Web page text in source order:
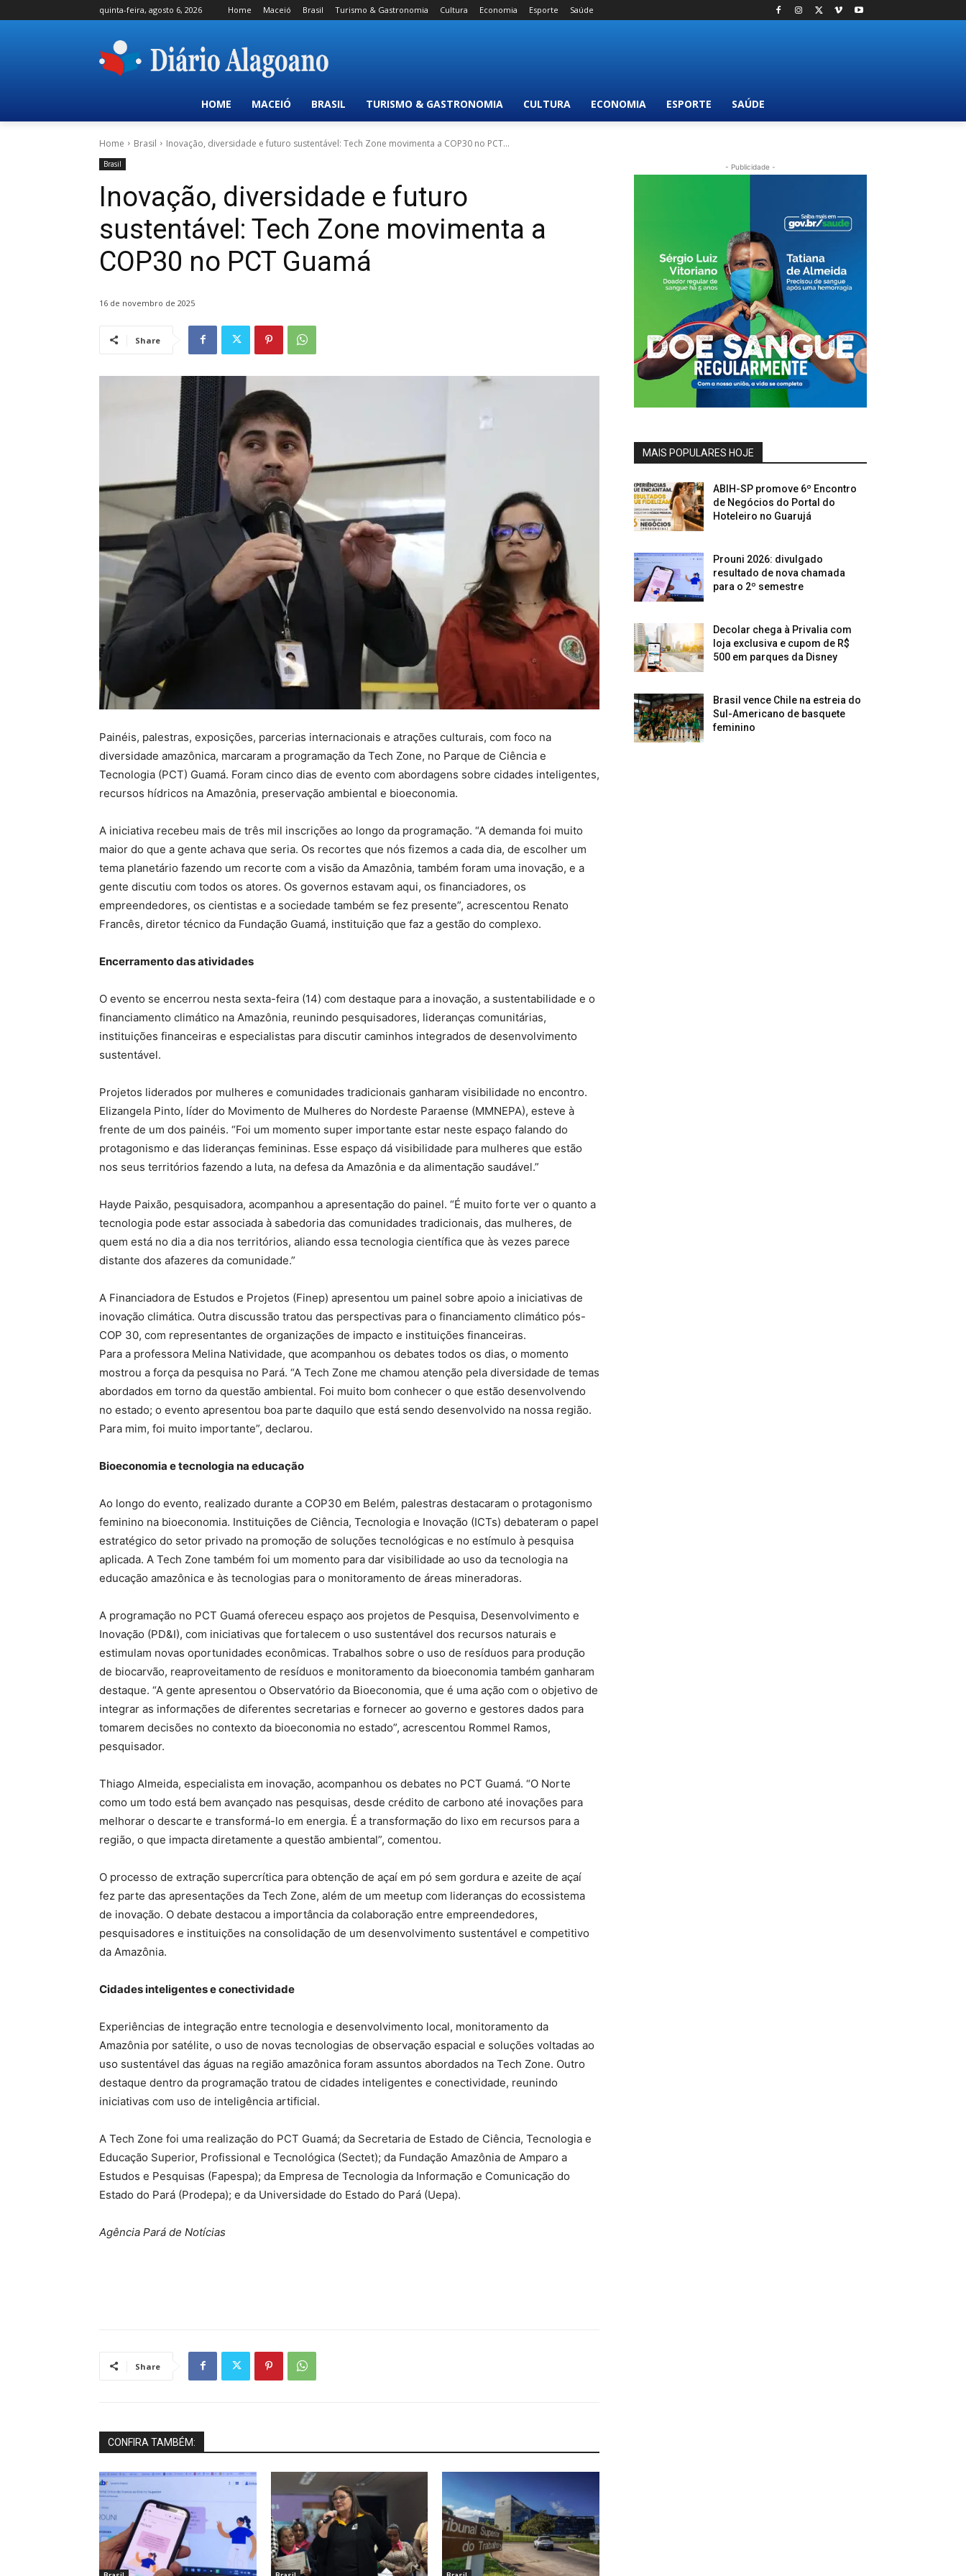
quinta-feira, agosto 6, 2026 Home Maceió Brasil Turismo & Gastronomia Cultura Economia Esporte Saúde
HOME MACEIÓ BRASIL TURISMO & GASTRONOMIA CULTURA ECONOMIA ESPORTE SAÚDE
Home Brasil Inovação, diversidade e futuro sustentável: Tech Zone movimenta a COP30 no PCT...
Brasil
Inovação, diversidade e futuro
sustentável: Tech Zone movimenta a
COP30 no PCT Guamá
16 de novembro de 2025
Share
Painéis, palestras, exposições, parcerias internacionais e atrações culturais, com foco na
diversidade amazônica, marcaram a programação da Tech Zone, no Parque de Ciência e
Tecnologia (PCT) Guamá. Foram cinco dias de evento com abordagens sobre cidades inteligentes,
recursos hídricos na Amazônia, preservação ambiental e bioeconomia.
A iniciativa recebeu mais de três mil inscrições ao longo da programação. “A demanda foi muito
maior do que a gente achava que seria. Os recortes que nós fizemos a cada dia, de escolher um
tema planetário fazendo um recorte com a visão da Amazônia, também foram uma inovação, e a
gente discutiu com todos os atores. Os governos estavam aqui, os financiadores, os
empreendedores, os cientistas e a sociedade também se fez presente”, acrescentou Renato
Francês, diretor técnico da Fundação Guamá, instituição que faz a gestão do complexo.
Encerramento das atividades
O evento se encerrou nesta sexta-feira (14) com destaque para a inovação, a sustentabilidade e o
financiamento climático na Amazônia, reunindo pesquisadores, lideranças comunitárias,
instituições financeiras e especialistas para discutir caminhos integrados de desenvolvimento
sustentável.
Projetos liderados por mulheres e comunidades tradicionais ganharam visibilidade no encontro.
Elizangela Pinto, líder do Movimento de Mulheres do Nordeste Paraense (MMNEPA), esteve à
frente de um dos painéis. “Foi um momento super importante estar neste espaço falando do
protagonismo e das lideranças femininas. Esse espaço dá visibilidade para mulheres que estão
nos seus territórios fazendo a luta, na defesa da Amazônia e da alimentação saudável.”
Hayde Paixão, pesquisadora, acompanhou a apresentação do painel. “É muito forte ver o quanto a
tecnologia pode estar associada à sabedoria das comunidades tradicionais, das mulheres, de
quem está no dia a dia nos territórios, aliando essa tecnologia científica que às vezes parece
distante dos afazeres da comunidade.”
A Financiadora de Estudos e Projetos (Finep) apresentou um painel sobre apoio a iniciativas de
inovação climática. Outra discussão tratou das perspectivas para o financiamento climático pós-
COP 30, com representantes de organizações de impacto e instituições financeiras.
Para a professora Melina Natividade, que acompanhou os debates todos os dias, o momento
mostrou a força da pesquisa no Pará. “A Tech Zone me chamou atenção pela diversidade de temas
abordados em torno da questão ambiental. Foi muito bom conhecer o que estão desenvolvendo
no estado; o evento apresentou boa parte daquilo que está sendo desenvolvido na nossa região.
Para mim, foi muito importante”, declarou.
Bioeconomia e tecnologia na educação
Ao longo do evento, realizado durante a COP30 em Belém, palestras destacaram o protagonismo
feminino na bioeconomia. Instituições de Ciência, Tecnologia e Inovação (ICTs) debateram o papel
estratégico do setor privado na promoção de soluções tecnológicas e no estímulo à pesquisa
aplicada. A Tech Zone também foi um momento para dar visibilidade ao uso da tecnologia na
educação amazônica e às tecnologias para o monitoramento de áreas mineradoras.
A programação no PCT Guamá ofereceu espaço aos projetos de Pesquisa, Desenvolvimento e
Inovação (PD&I), com iniciativas que fortalecem o uso sustentável dos recursos naturais e
estimulam novas oportunidades econômicas. Trabalhos sobre o uso de resíduos para produção
de biocarvão, reaproveitamento de resíduos e monitoramento da bioeconomia também ganharam
destaque. “A gente apresentou o Observatório da Bioeconomia, que é uma ação com o objetivo de
integrar as informações de diferentes secretarias e fornecer ao governo e gestores dados para
tomarem decisões no contexto da bioeconomia no estado”, acrescentou Rommel Ramos,
pesquisador.
Thiago Almeida, especialista em inovação, acompanhou os debates no PCT Guamá. “O Norte
como um todo está bem avançado nas pesquisas, desde crédito de carbono até inovações para
melhorar o descarte e transformá-lo em energia. É a transformação do lixo em recursos para a
região, o que impacta diretamente a questão ambiental”, comentou.
O processo de extração supercrítica para obtenção de açaí em pó sem gordura e azeite de açaí
fez parte das apresentações da Tech Zone, além de um meetup com lideranças do ecossistema
de inovação. O debate destacou a importância da colaboração entre empreendedores,
pesquisadores e instituições na consolidação de um desenvolvimento sustentável e competitivo
da Amazônia.
Cidades inteligentes e conectividade
Experiências de integração entre tecnologia e desenvolvimento local, monitoramento da
Amazônia por satélite, o uso de novas tecnologias de observação espacial e soluções voltadas ao
uso sustentável das águas na região amazônica foram assuntos abordados na Tech Zone. Outro
destaque dentro da programação tratou de cidades inteligentes e conectividade, reunindo
iniciativas com uso de inteligência artificial.
A Tech Zone foi uma realização do PCT Guamá; da Secretaria de Estado de Ciência, Tecnologia e
Educação Superior, Profissional e Tecnológica (Sectet); da Fundação Amazônia de Amparo a
Estudos e Pesquisas (Fapespa); da Empresa de Tecnologia da Informação e Comunicação do
Estado do Pará (Prodepa); e da Universidade do Estado do Pará (Uepa).
Agência Pará de Notícias
Share
CONFIRA TAMBÉM:
- Publicidade -
MAIS POPULARES HOJE
ABIH-SP promove 6º Encontro
de Negócios do Portal do
Hoteleiro no Guarujá
Prouni 2026: divulgado
resultado de nova chamada
para o 2º semestre
Decolar chega à Privalia com
loja exclusiva e cupom de R$
500 em parques da Disney
Brasil vence Chile na estreia do
Sul-Americano de basquete
feminino